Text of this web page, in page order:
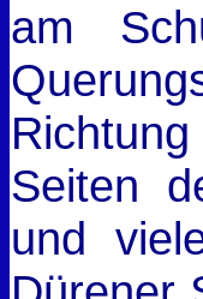
am
Seiten
und